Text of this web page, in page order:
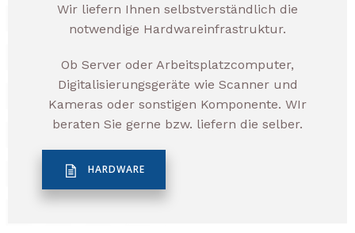
Wir liefern Ihnen selbstverständlich die
notwendige Hardwareinfrastruktur.
Ob Server oder Arbeitsplatzcomputer,
Digitalisierungsgeräte wie Scanner und
Kameras oder sonstigen Komponente. WIr
beraten Sie gerne bzw. liefern die selber.
HARDWARE